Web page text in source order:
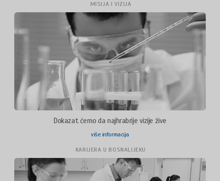
MISIJA I VIZIJA
Dokazat ćemo da najhrabrije vizije žive
više informacija
KARIJERA U BOSNALIJEKU